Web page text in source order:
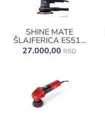
SHINE MATE
ŠLAJFERICA ES516
150MM/5MM
27.000,00 RSD